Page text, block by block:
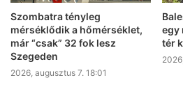
Szombatra tényleg
mérséklődik a hőmérséklet,
már “csak” 32 fok lesz
Szegeden
2026, augusztus 7. 18:01
egy
tér